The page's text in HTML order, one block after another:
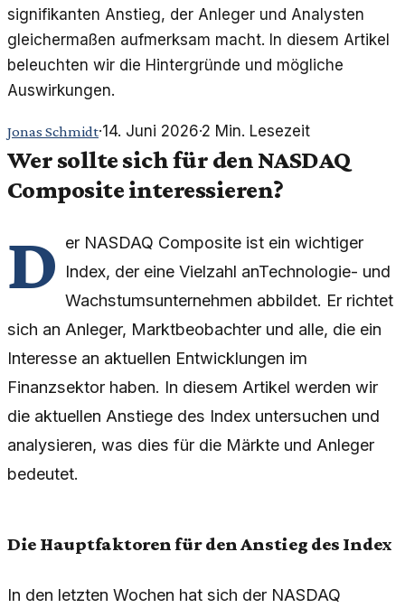
signifikanten Anstieg, der Anleger und Analysten
gleichermaßen aufmerksam macht. In diesem Artikel
beleuchten wir die Hintergründe und mögliche
Auswirkungen.
Jonas Schmidt·14. Juni 2026·2 Min. Lesezeit
Wer sollte sich für den NASDAQ
Composite interessieren?
D er NASDAQ Composite ist ein wichtiger
Index, der eine Vielzahl anTechnologie- und
Wachstumsunternehmen abbildet. Er richtet
sich an Anleger, Marktbeobachter und alle, die ein
Interesse an aktuellen Entwicklungen im
Finanzsektor haben. In diesem Artikel werden wir
die aktuellen Anstiege des Index untersuchen und
analysieren, was dies für die Märkte und Anleger
bedeutet.
Die Hauptfaktoren für den Anstieg des Index
In den letzten Wochen hat sich der NASDAQ